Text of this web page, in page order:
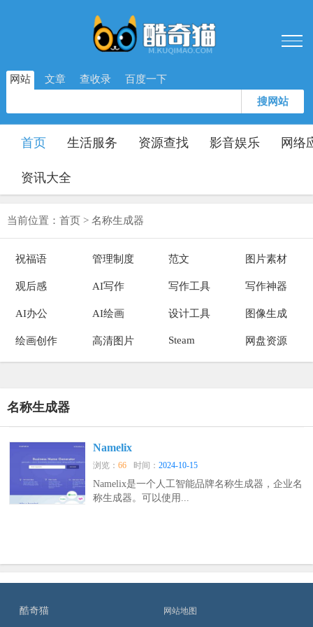
网站 文章 查收录 百度一下
搜网站
首页 生活服务 资源查找 影音娱乐 网络
资讯大全
当前位置： 首页 > 名称生成器
祝福语 管理制度 范文 图片素材
观后感 AI写作 写作工具 写作神器
AI办公 AI绘画 设计工具 图像生成
绘画创作 高清图片 Steam 网盘资源
名称生成器
Namelix
浏览：66 时间：2024-10-15
Namelix是一个人工智能品牌名称生成器，企业名
称生成器。可以使用...
酷奇猫 网站地图